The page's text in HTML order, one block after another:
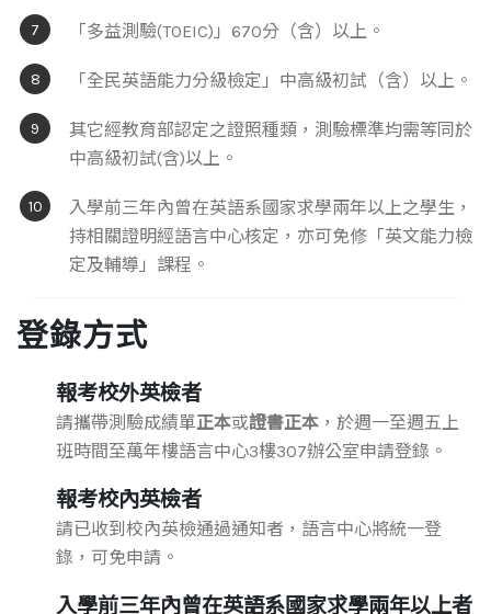
「多益測驗(TOEIC)」670分（含）以上。
「全民英語能力分級檢定」中高級初試（含）以上。
其它經教育部認定之證照種類，測驗標準均需等同於
中高級初試(含)以上。
入學前三年內曾在英語系國家求學兩年以上之學生，
持相關證明經語言中心核定，亦可免修「英文能力檢
定及輔導」課程。
登錄方式
報考校外英檢者
請攜帶測驗成績單正本或證書正本 ，於週一至週五上
班時間至萬年樓語言中心3樓307辦公室申請登錄。
報考校內英檢者
請已收到校內英檢通過通知者，語言中心將統一登
錄，可免申請。
入學前三年內曾在英語系國家求學兩年以上者